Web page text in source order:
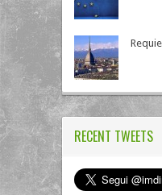
RECENT TWEETS